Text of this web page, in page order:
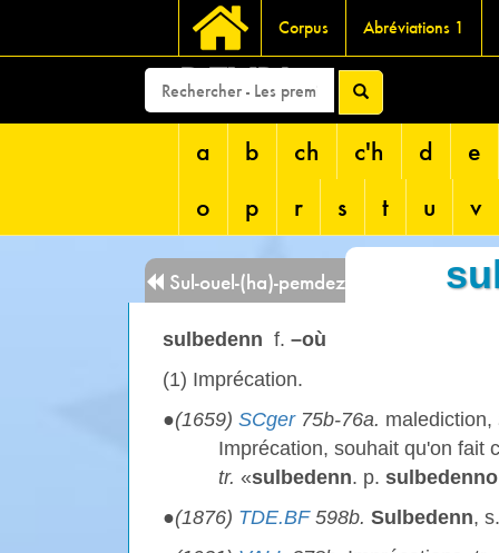
Corpus Abréviations 1
DEVRI
a b ch c'h d
e
o
p r s t u v
Sul-ouel-(ha)-pemdez
sulbedenn f. ­ –où
(1) Imprécation.
●(1659) SCger75b-76a. malediction,
Imprécation, souhait qu'on fait
tr. «sulbedenn. p.
●(1876) TDE.BF598b. Sulbedenn,